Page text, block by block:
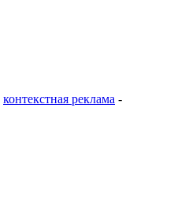
контекстная реклама -